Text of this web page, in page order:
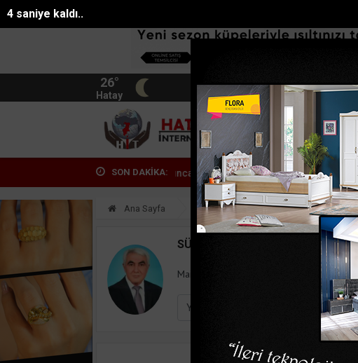
3 saniye kaldı..
26°
Hatay
BIST 13.744
HATAY
SON DAKİKA:
kaybettiği gazetelerini almayınca an... Antalyada fuhuşa aracılık
Ana Sayfa Yazarlar Süleyman GÖKSU
SÜLEYMAN GÖKSU
Mail: